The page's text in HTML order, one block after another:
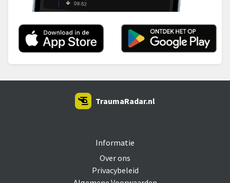
Informatie
Over ons
Privacybeleid
TraumaRadar.nl